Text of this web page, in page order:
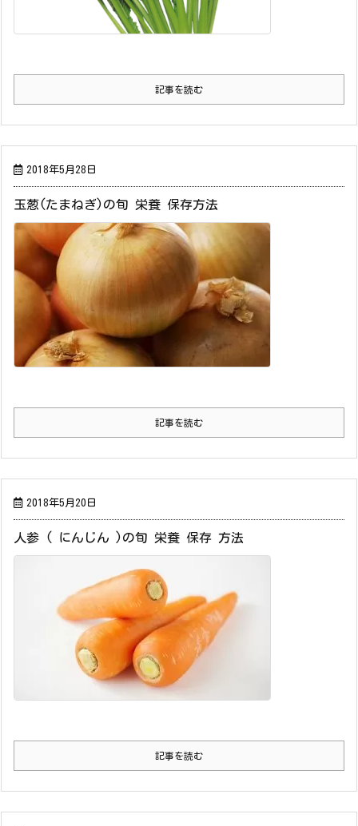
記事を読む
2018年5月28日
玉葱(たまねぎ)の旬 栄養 保存方法
記事を読む
2018年5月20日
人参 ( にんじん )の旬 栄養 保存 方法
記事を読む